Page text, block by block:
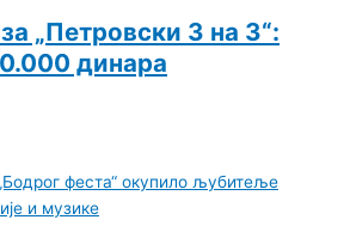
„Петровски 3 на 3“:
динара